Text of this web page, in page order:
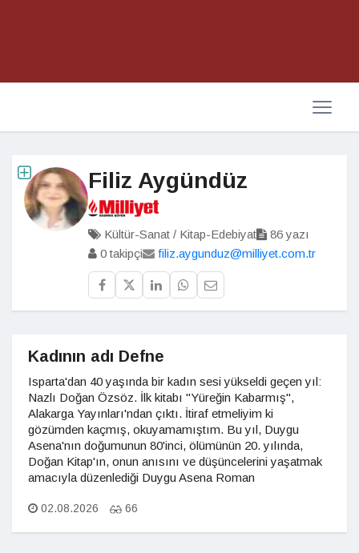
Filiz Aygündüz
Kültür-Sanat / Kitap-Edebiyat
86 yazı
0 takipçi
filiz.aygunduz@milliyet.com.tr
Kadının adı Defne
Isparta'dan 40 yaşında bir kadın sesi yükseldi geçen yıl:
Nazlı Doğan Özsöz. İlk kitabı "Yüreğin Kabarmış",
Alakarga Yayınları'ndan çıktı. İtiraf etmeliyim ki
gözümden kaçmış, okuyamamıştım. Bu yıl, Duygu
Asena'nın doğumunun 80'inci, ölümünün 20. yılında,
Doğan Kitap'ın, onun anısını ve düşüncelerini yaşatmak
amacıyla düzenlediği Duygu Asena Roman
02.08.2026 66